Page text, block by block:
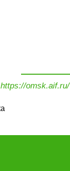
https://omsk.aif.ru/